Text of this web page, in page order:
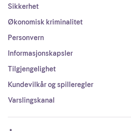
Sikkerhet
Økonomisk kriminalitet
Personvern
Informasjonskapsler
Tilgjengelighet
Kundevilkår og spilleregler
Varslingskanal